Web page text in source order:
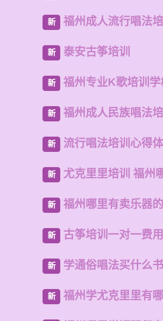
新 福州成人流行唱法
新 泰安古筝培训
新 福州专业K歌培训
新 福州成人民族唱法
新 流行唱法培训心得
新 尤克里里培训 福州
新 福州哪里有卖乐器
新 古筝培训一对一费
新 学通俗唱法买什么
新 福州学尤克里里有